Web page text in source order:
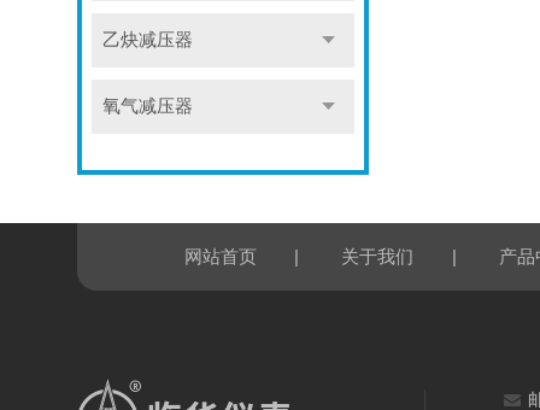
乙炔减压器
氧气减压器
网站首页 | 关于我们 | 产品